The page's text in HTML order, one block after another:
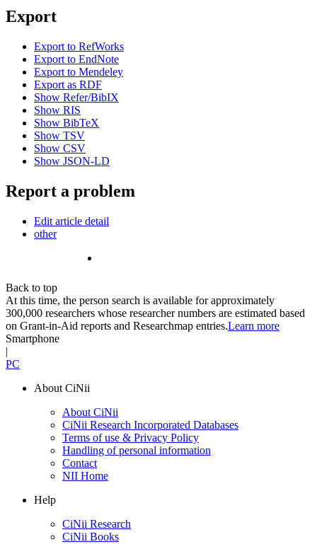
Export
Export to RefWorks
Export to EndNote
Export to Mendeley
Export as RDF
Show Refer/BibIX
Show RIS
Show BibTeX
Show TSV
Show CSV
Show JSON-LD
Report a problem
Edit article detail
other
Back to top
At this time, the person search is available for approximately
300,000 researchers whose researcher numbers are estimated based
on Grant-in-Aid reports and Researchmap entries.Learn more
Smartphone
|
PC
About CiNii
About CiNii
CiNii Research Incorporated Databases
Terms of use & Privacy Policy
Handling of personal information
Contact
NII Home
Help
CiNii Research
CiNii Books